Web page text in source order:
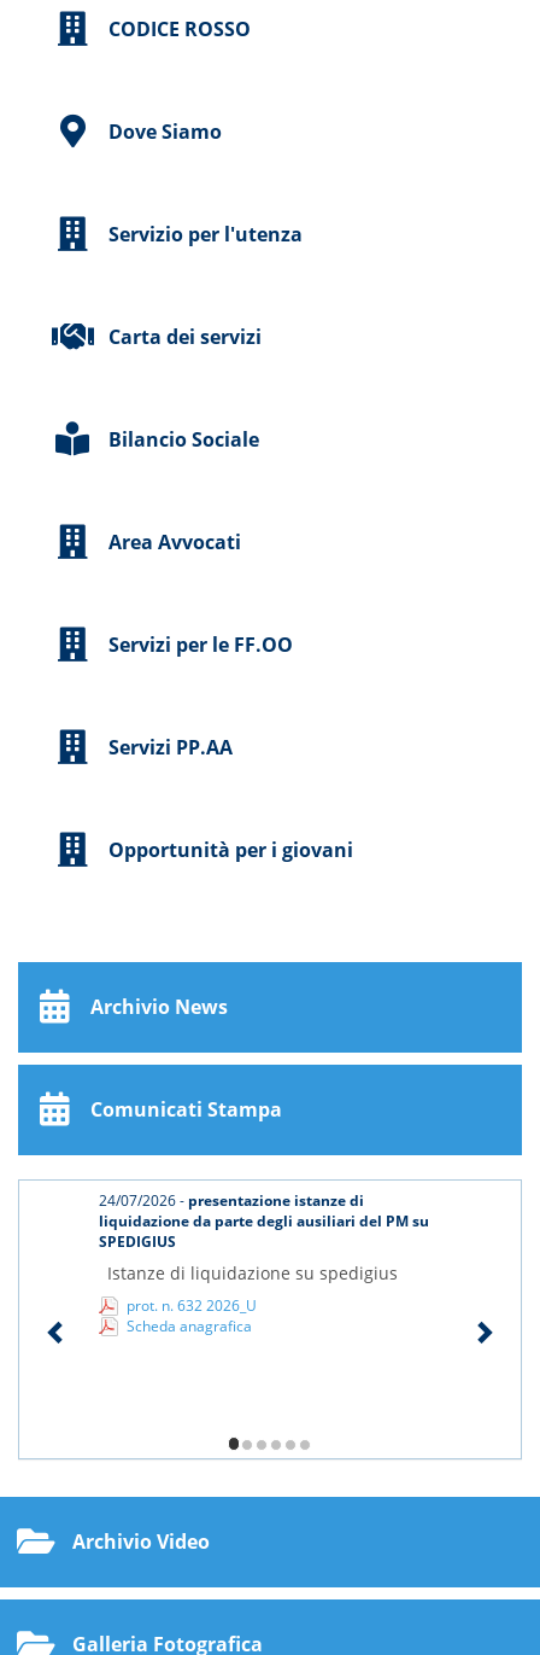
CODICE ROSSO
Dove Siamo
Servizio per l'utenza
Carta dei servizi
Bilancio Sociale
Area Avvocati
Servizi per le FF.OO
Servizi PP.AA
Opportunità per i giovani
Archivio News
Comunicati Stampa
24/07/2026 - presentazione istanze di
liquidazione da parte degli ausiliari del PM su
SPEDIGIUS
Istanze di liquidazione su spedigius
prot. n. 632 2026_U
Scheda anagrafica
1/6
Archivio Video
Galleria Fotografica